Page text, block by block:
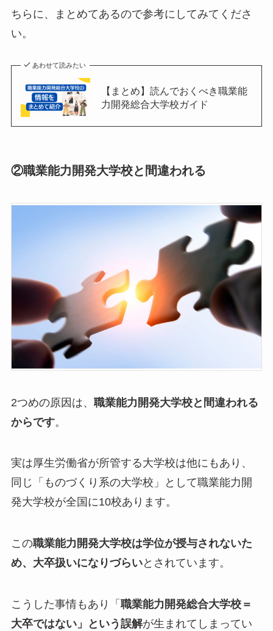
ちらに、まとめてあるので参考にしてみてくださ
い。
あわせて読みたい
【まとめ】読んでおくべき職業能
力開発総合大学校ガイド
②職業能力開発大学校と間違われる
2つめの原因は、 職業能力開発大学校と間違われる
からです。
実は厚生労働省が所管する大学校は他にもあり、
同じ「ものづくり系の大学校」として職業能力開
発大学校が全国に10校あります。
この職業能力開発大学校は学位が授与されないた
め、大卒扱いになりづらいとされています。
こうした事情もあり「 職業能力開発総合大学校＝
大卒ではない」という誤解が生まれてしまってい